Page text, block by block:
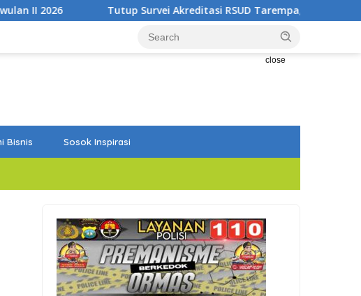
Akreditasi RSUD Tarempa, Bupati Aneng: Akreditasi Adalah Awal
close
Bisnis Sosok Inspirasi